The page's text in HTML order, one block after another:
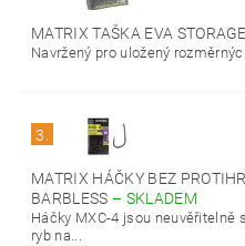
MATRIX TAŠKA EVA
Navržený pro uložený
3.
MATRIX HÁČKY BEZ
BARBLESS – SKLADEM
Háčky MXC-4 jsou neuvěřitelně
ryb na...